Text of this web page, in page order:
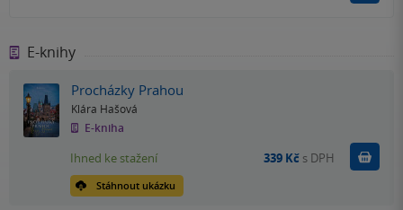
E-knihy
Procházky Prahou
Klára Hašová
E-kniha
Stáhnout ukázku
Ihned ke stažení 339 Kč s DPH Koupit